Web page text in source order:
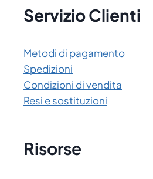
Servizio Clienti
Metodi di pagamento
Spedizioni
Condizioni di vendita
Resi e sostituzioni
Risorse